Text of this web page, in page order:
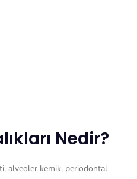
Nedir?
alveoler kemik, periodontal